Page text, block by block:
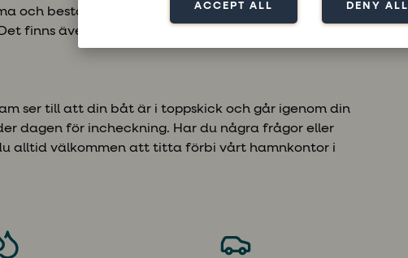
ACCEPT ALL DENY ALL
och beställ i förväg. Kontakta oss så skickar vi länk
finns även flera matbutiker i närheten av
ser till att din båt är i toppskick och går igenom din
dagen för incheckning. Har du några frågor eller
alltid välkommen att titta förbi vårt hamnkontor i